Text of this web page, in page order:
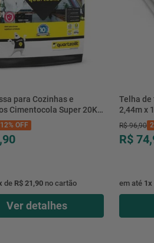
Fornecimentode mangueira
estruturais
Consultara loja
para Cozinhas e
Cimentocola Super 20KG
- Quartzolit
12% OFF
de R$ 21,90 no cartão
Ver detalhes
Telha
2,44m x
R$ 96,90
R$
em até 1x